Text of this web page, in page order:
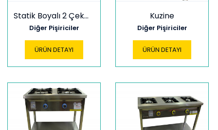
Statik Boyalı 2 Çekmeceli Kumpir Fırını
Diğer Pişiriciler
ÜRÜN DETAYI
Kuzine
Diğer Pişiriciler
ÜRÜN DETAYI